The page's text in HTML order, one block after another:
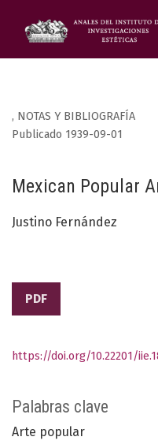
, NOTAS Y BIBLIOGRAFÍA
Mexican Popular
Publicado 1939-09-01
Justino Fernández
PDF
Palabras clave
Arte popular
https://doi.org/10.22201/